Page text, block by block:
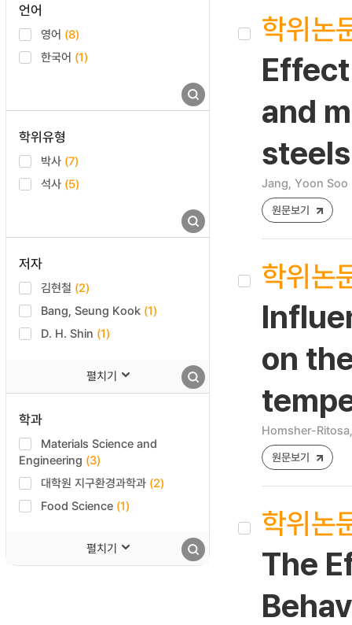
언어
영어 (8)
한국어 (1)
학위유형
박사 (7)
석사 (5)
저자
김현철 (2)
Bang, Seung Kook (1)
D. H. Shin (1)
펼치기
학과
Materials Science and
Engineering (3)
대학원 지구환경과학과 (2)
Food Science (1)
펼치기
학위논
and
steels
Jang, Yoon Soo
원문보기
학위논
on
Homsher-
원문보기
학위논
The